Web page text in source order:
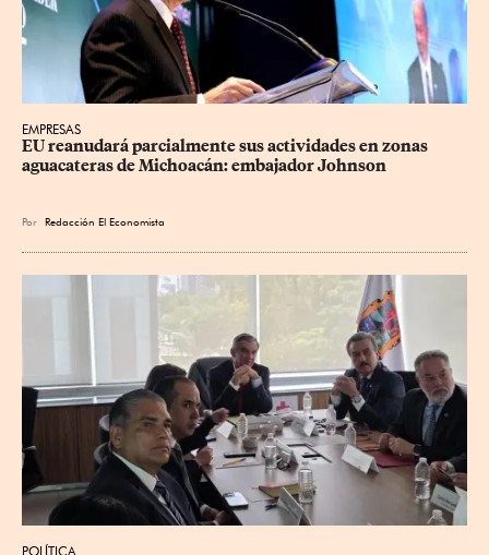
EMPRESAS
EU reanudará parcialmente sus actividades en zonas
aguacateras de Michoacán: embajador Johnson
Por Redacción El Economista
POLÍTICA